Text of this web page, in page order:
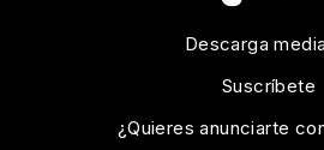
Descarga
Suscríbete
¿Quieres anunciarte